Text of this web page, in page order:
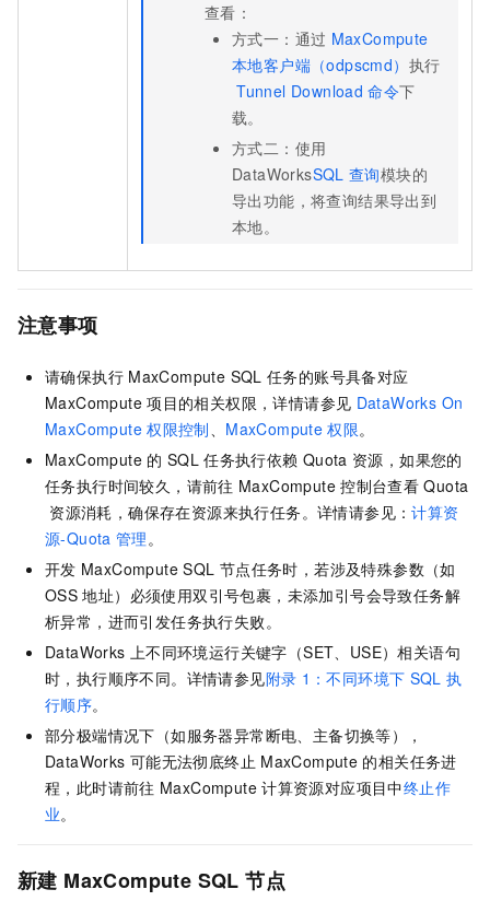
查看：
方式一：通过 MaxCompute
本地客户端（odpscmd） 执行
Tunnel Download 命令下
载。
方式二：使用
DataWorksSQL 查询模块的
导出功能，将查询结果导出到
本地。
注意事项
请确保执行 MaxCompute SQL 任务的账号具备对应
MaxCompute 项目的相关权限，详情请参见 DataWorks On
MaxCompute 权限控制 MaxCompute 权限。
MaxCompute 的 SQL 任务执行依赖 Quota 资源，如果您的
任务执行时间较久，请前往 MaxCompute 控制台查看 Quota
资源消耗，确保存在资源来执行任务。详情请参见：计算资
源-Quota 管理 。
开发 MaxCompute SQL 节点任务时，若涉及特殊参数（如
OSS 地址）必须使用双引号包裹，未添加引号会导致任务解
析异常，进而引发任务执行失败。
DataWorks 上不同环境运行关键字（SET、USE）相关语句
时，执行顺序不同。详情请参见附录 1：不同环境下 SQL 执
行顺序。
部分极端情况下（如服务器异常断电、主备切换等），
DataWorks 可能无法彻底终止 MaxCompute 的相关任务进
程，此时请前往 MaxCompute 计算资源对应项目中终止作
业。
新建 MaxCompute SQL 节点